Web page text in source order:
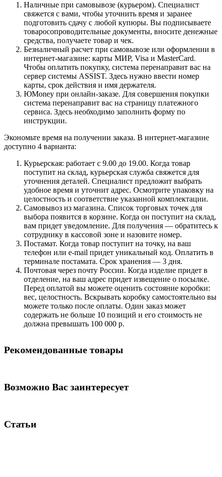
Наличные при самовывозе (курьером). Специалист
свяжется с вами, чтобы уточнить время и заранее
подготовить сдачу с любой купюры. Вы подписываете
товаросопроводительные документы, вносите денежные
средства, получаете товар и чек.
Безналичный расчет при самовывозе или оформлении в
интернет-магазине: карты МИР, Visa и MasterCard.
Чтобы оплатить покупку, система перенаправит вас на
сервер системы ASSIST. Здесь нужно ввести номер
карты, срок действия и имя держателя.
ЮMoney при онлайн-заказе. Для совершения покупки
система перенаправит вас на страницу платежного
сервиса. Здесь необходимо заполнить форму по
инструкции.
Экономьте время на получении заказа. В интернет-магазине
доступно 4 варианта:
Курьерская: работает с 9.00 до 19.00. Когда товар
поступит на склад, курьерская служба свяжется для
уточнения деталей. Специалист предложит выбрать
удобное время и уточнит адрес. Осмотрите упаковку на
целостность и соответствие указанной комплектации.
Самовывоз из магазина. Список торговых точек для
выбора появится в корзине. Когда он поступит на склад,
вам придет уведомление. Для получения — обратитесь к
сотруднику в кассовой зоне и назовите номер.
Постамат. Когда товар поступит на точку, на ваш
телефон или e-mail придет уникальный код. Оплатить в
терминале постамата. Срок хранения — 3 дня.
Почтовая через почту России. Когда изделие придет в
отделение, на ваш адрес придет извещение о посылке.
Перед оплатой вы можете оценить состояние коробки:
вес, целостность. Вскрывать коробку самостоятельно вы
можете только после оплаты. Один заказ может
содержать не больше 10 позиций и его стоимость не
должна превышать 100 000 р.
Рекомендованные товары
Возможно Вас заинтересует
Статьи